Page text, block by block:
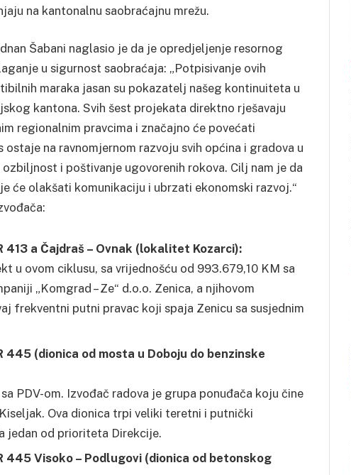
na kantonalnu saobraćajnu mrežu.
Šabani naglasio je da je opredjeljenje resornog
u sigurnost saobraćaja: „Potpisivanje ovih
maraka jasan su pokazatelj našeg kontinuiteta u
kantona. Svih šest projekata direktno rješavaju
regionalnim pravcima i značajno će povećati
na ravnomjernom razvoju svih općina i gradova u
i poštivanje ugovorenih rokova. Cilj nam je da
će olakšati komunikaciju i ubrzati ekonomski razvoj.“
a Čajdraš – Ovnak (lokalitet Kozarci):
u ovom ciklusu, sa vrijednošću od 993.679,10 KM sa
„Komgrad – Ze“ d.o.o. Zenica, a njihovom
frekventni putni pravac koji spaja Zenicu sa susjednim
(dionica od mosta u Doboju do benzinske
PDV-om. Izvođač radova je grupa ponuđača koju čine
Ova dionica trpi veliki teretni i putnički
jedan od prioriteta Direkcije.
445 Visoko – Podlugovi (dionica od betonskog